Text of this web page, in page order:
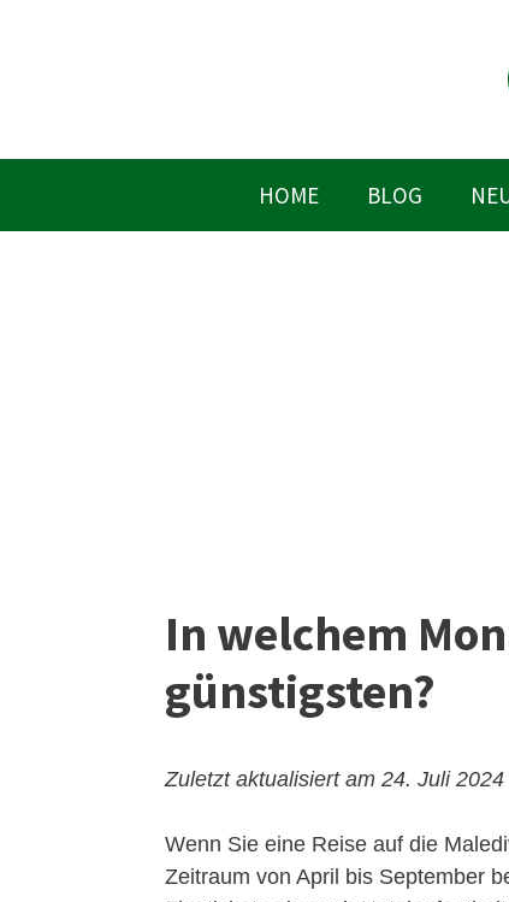
HOME BLOG
In welchem
günstigsten?
Zuletzt aktualisiert am 24. Juli 2024
Wenn Sie eine Reise auf die
Zeitraum von April bis September